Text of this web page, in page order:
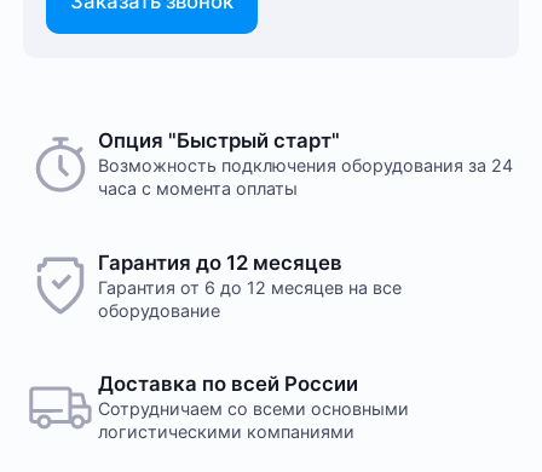
Опция "Быстрый старт"
Возможность подключения оборудования за 24
часа с момента оплаты
Гарантия до 12 месяцев
Гарантия от 6 до 12 месяцев на все
оборудование
Доставка по всей России
Сотрудничаем со всеми основными
логистическими компаниями